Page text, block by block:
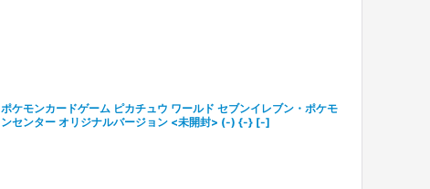
ポケモンカードゲーム ピカチュウ ワールド セブンイレブン・ポケモ
ンセンター オリジナルバージョン <未開封> (-) {-} [-]